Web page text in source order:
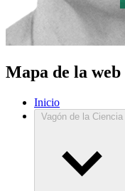
Mapa de la web
Inicio
Vagón de la Ciencia